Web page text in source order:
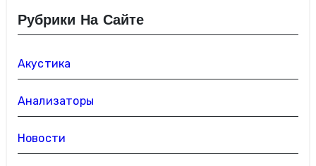
Рубрики На Сайте
Акустика
Анализаторы
Новости